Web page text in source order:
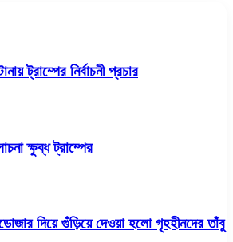
ট্রাম্পের নির্বাচনী প্রচার
ক্ষুব্ধ ট্রাম্পের
দিয়ে গুঁড়িয়ে দেওয়া হলো গৃহহীনদের তাঁবু